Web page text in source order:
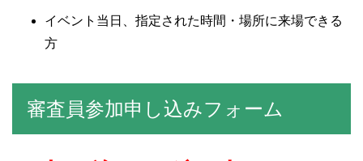
イベント当日、指定された時間・場所に来場できる
方
審査員参加申し込みフォーム